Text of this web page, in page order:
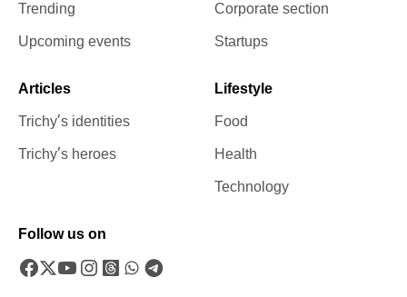
Trending
Upcoming events
Corporate section
Startups
Articles
Trichy’s identities
Trichy’s heroes
Lifestyle
Food
Health
Technology
Follow us on